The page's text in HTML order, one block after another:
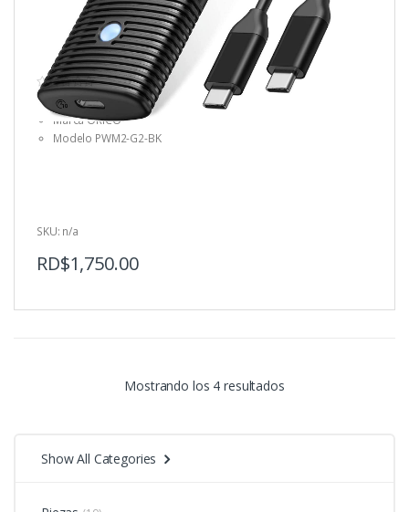
0
u
o
(0)
Marca ORICO
Modelo PWM2-G2-BK
SKU: n/a
RD$1,750.00
Mostrando los 4 resultados
Show All Categories